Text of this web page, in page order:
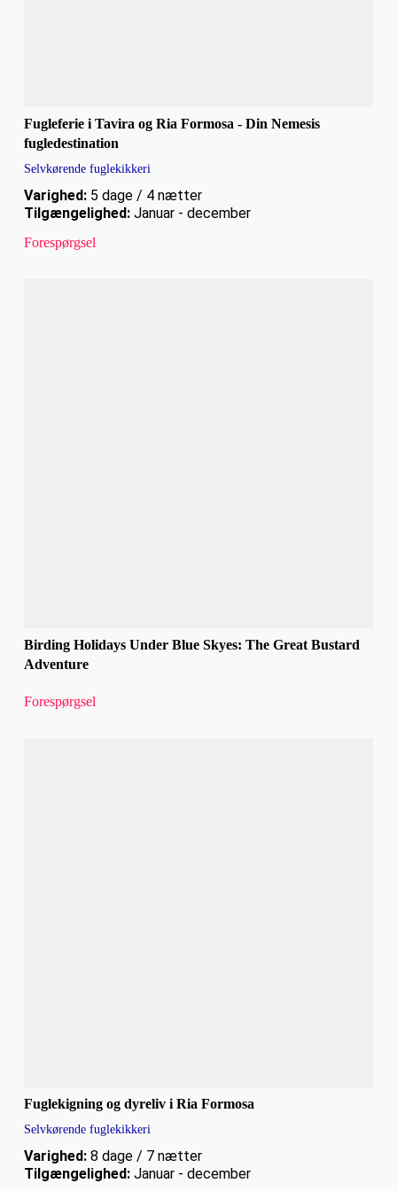
Fugleferie i Tavira og Ria Formosa - Din Nemesis
fugledestination
Selvkørende fuglekikkeri
Varighed:5 dage / 4 nætter
Tilgængelighed:Januar - december
Forespørgsel
Birding Holidays Under Blue Skyes: The Great Bustard
Adventure
Forespørgsel
Fuglekigning og dyreliv i Ria Formosa
Selvkørende fuglekikkeri
Varighed:8 dage / 7 nætter
Tilgængelighed:Januar - december